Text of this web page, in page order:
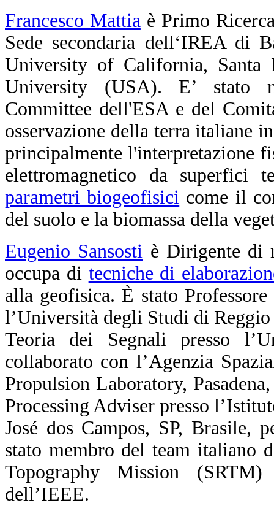
Francesco Mattia è Primo
Sede secondaria dell‘IREA di
University of California, Santa
University (USA). E’ stato
Committee dell'ESA e del
osservazione della terra italiane
principalmente l'interpretazione
elettromagnetico da superfici
parametri biogeofisici come il
del suolo e la biomassa della
Eugenio Sansosti è Dirigente di
occupa di tecniche di
alla geofisica. È stato
l’Università degli Studi di
Teoria dei Segnali presso
collaborato con l’Agenzia
Propulsion Laboratory,
Processing Adviser presso
José dos Campos, SP,
stato membro del team italiano
Topography Mission
dell’IEEE.